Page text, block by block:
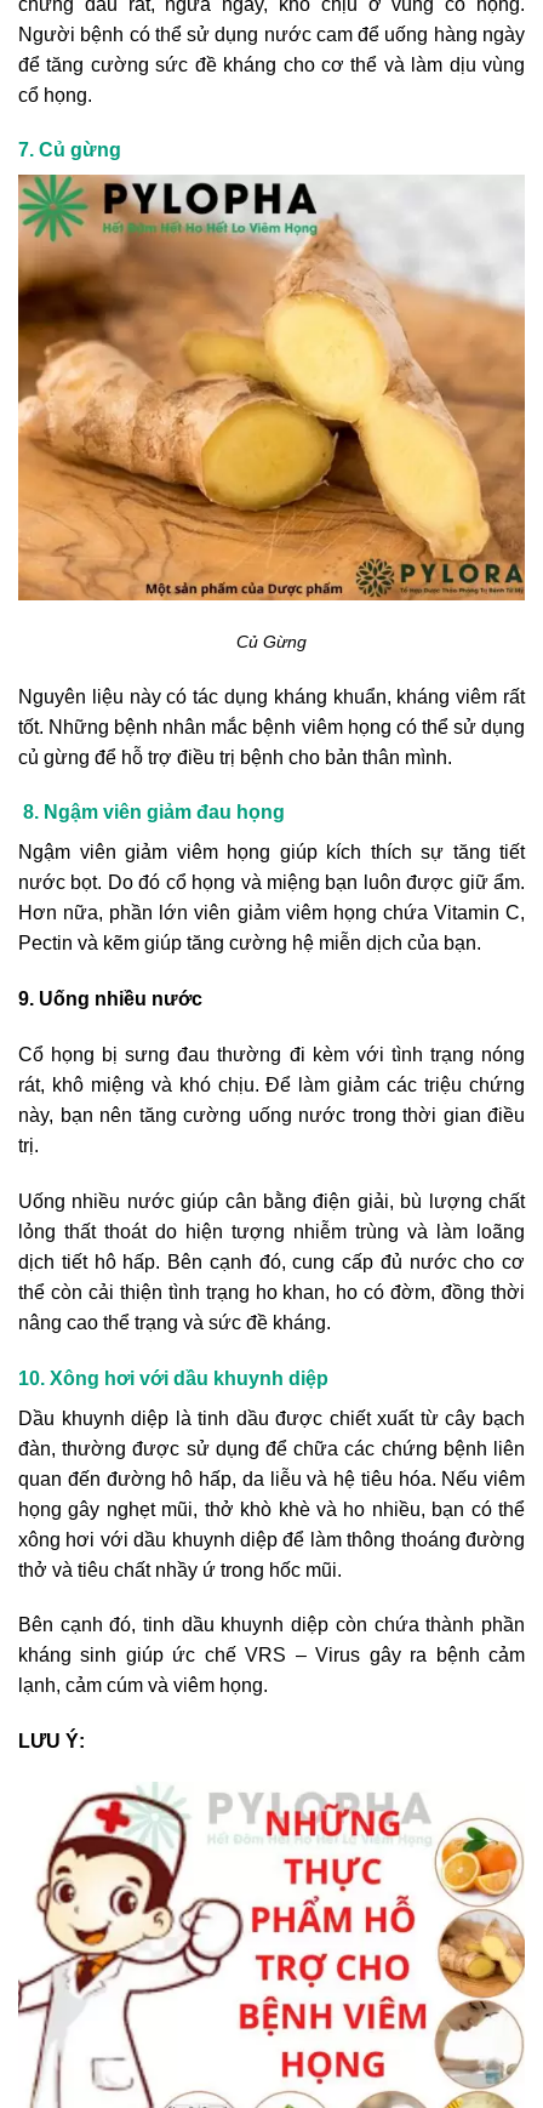
Người bệnh có thể sử dụng nước cam để uống hàng ngày
để tăng cường sức đề kháng cho cơ thể và làm dịu vùng
cổ họng.
7. Củ gừng
Củ Gừng
Nguyên liệu này có tác dụng kháng khuẩn, kháng viêm rất
tốt. Những bệnh nhân mắc bệnh viêm họng có thể sử dụng
củ gừng để hỗ trợ điều trị bệnh cho bản thân mình.
8. Ngậm viên giảm đau họng
Ngậm viên giảm viêm họng giúp kích thích sự tăng tiết
nước bọt. Do đó cổ họng và miệng bạn luôn được giữ ẩm.
Hơn nữa, phần lớn viên giảm viêm họng chứa Vitamin C,
Pectin và kẽm giúp tăng cường hệ miễn dịch của bạn.
9. Uống nhiều nước
Cổ họng bị sưng đau thường đi kèm với tình trạng nóng
rát, khô miệng và khó chịu. Để làm giảm các triệu chứng
này, bạn nên tăng cường uống nước trong thời gian điều
trị.
Uống nhiều nước giúp cân bằng điện giải, bù lượng chất
lỏng thất thoát do hiện tượng nhiễm trùng và làm loãng
dịch tiết hô hấp. Bên cạnh đó, cung cấp đủ nước cho cơ
thể còn cải thiện tình trạng ho khan, ho có đờm, đồng thời
nâng cao thể trạng và sức đề kháng.
10. Xông hơi với dầu khuynh diệp
Dầu khuynh diệp là tinh dầu được chiết xuất từ cây bạch
đàn, thường được sử dụng để chữa các chứng bệnh liên
quan đến đường hô hấp, da liễu và hệ tiêu hóa. Nếu viêm
họng gây nghẹt mũi, thở khò khè và ho nhiều, bạn có thể
xông hơi với dầu khuynh diệp để làm thông thoáng đường
thở và tiêu chất nhầy ứ trong hốc mũi.
Bên cạnh đó, tinh dầu khuynh diệp còn chứa thành phần
kháng sinh giúp ức chế VRS – Virus gây ra bệnh cảm
lạnh, cảm cúm và viêm họng.
LƯU Ý: